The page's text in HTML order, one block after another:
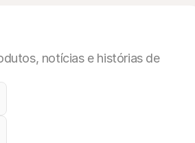
notícias e histórias de